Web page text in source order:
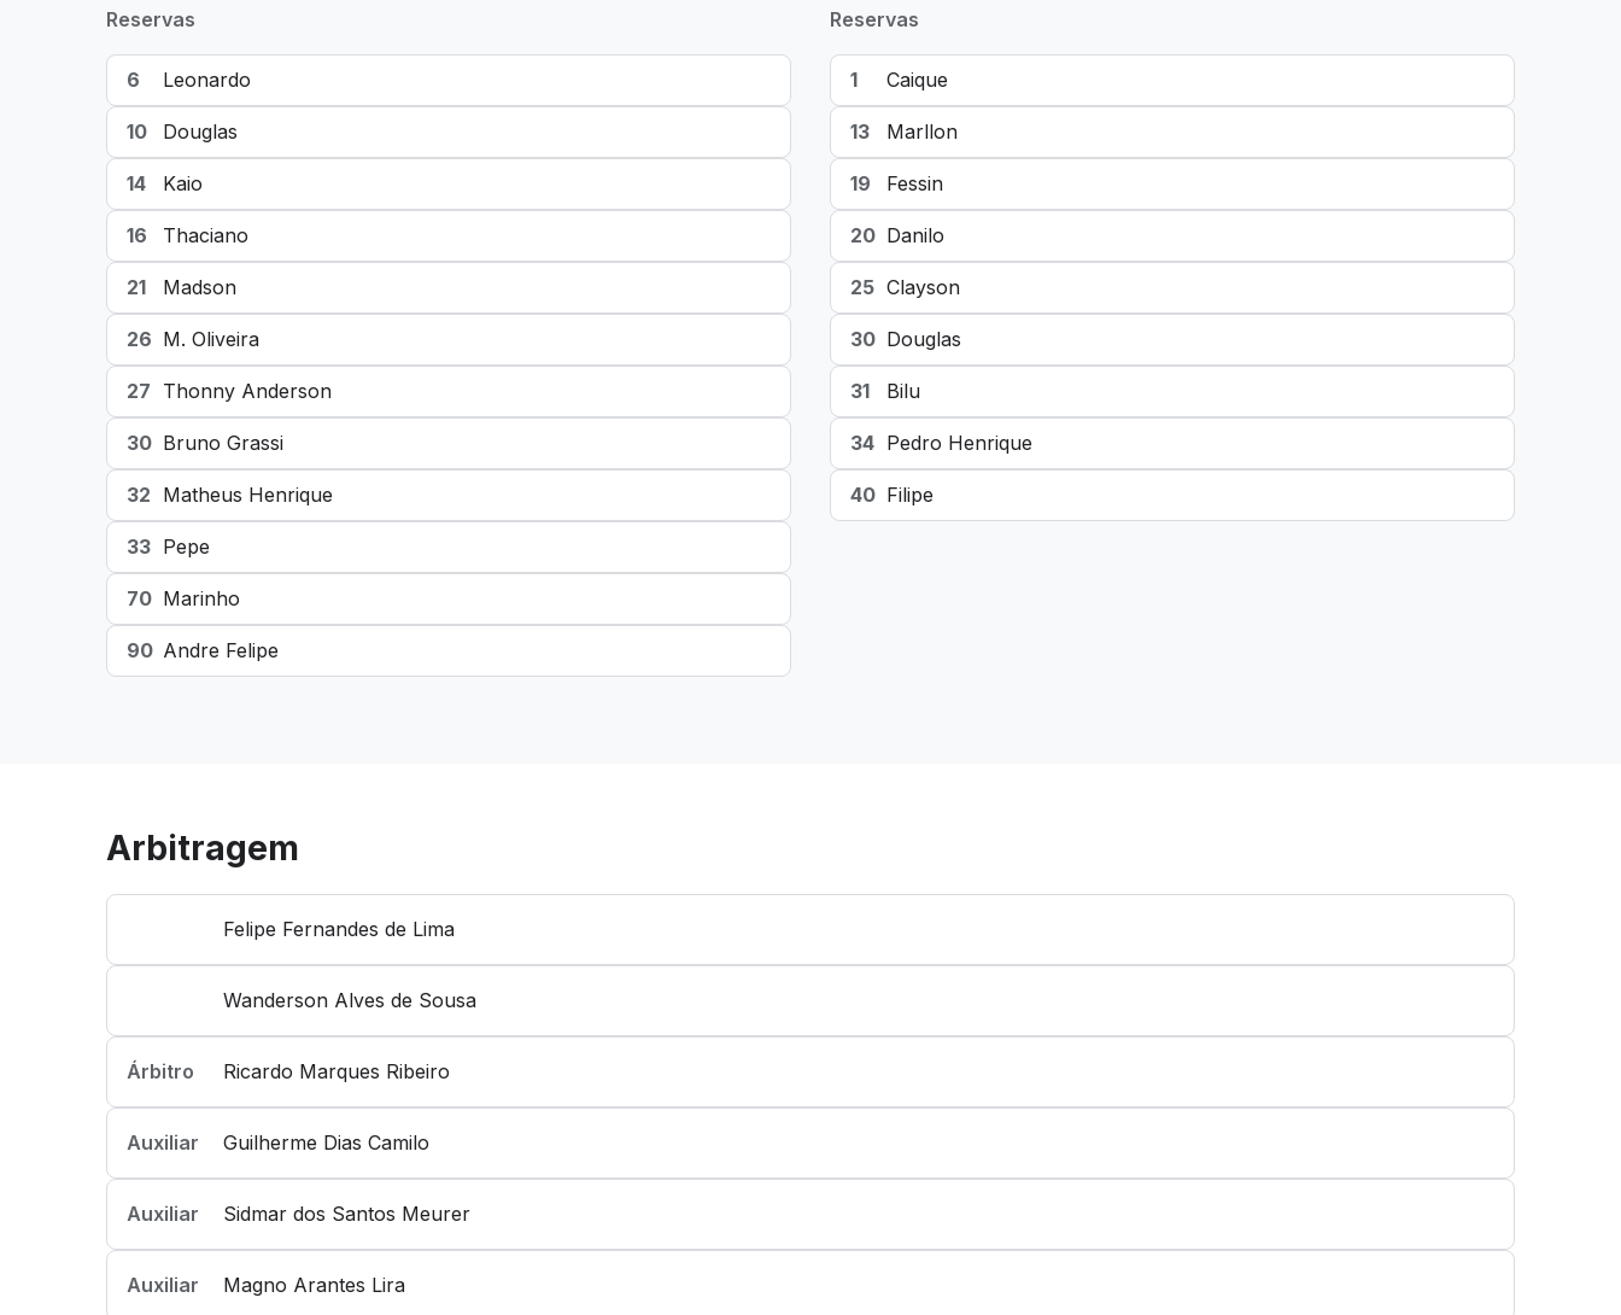
Reservas
6 Leonardo
10 Douglas
14 Kaio
16 Thaciano
21 Madson
26 M. Oliveira
27 Thonny Anderson
30 Bruno Grassi
32 Matheus Henrique
33 Pepe
70 Marinho
90 Andre Felipe
Reservas
1 Caique
13 Marllon
19 Fessin
20 Danilo
25 Clayson
30 Douglas
31 Bilu
34 Pedro Henrique
40 Filipe
Arbitragem
Felipe Fernandes de Lima
Wanderson Alves de Sousa
Árbitro Ricardo Marques Ribeiro
Auxiliar Guilherme Dias Camilo
Auxiliar Sidmar dos Santos Meurer
Auxiliar Magno Arantes Lira